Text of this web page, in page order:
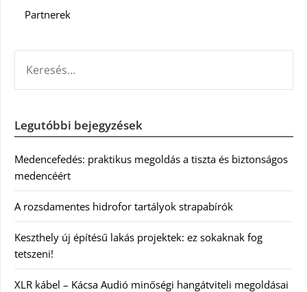
Partnerek
Legutóbbi bejegyzések
Medencefedés: praktikus megoldás a tiszta és biztonságos
medencéért
A rozsdamentes hidrofor tartályok strapabírók
Keszthely új építésű lakás projektek: ez sokaknak fog
tetszeni!
XLR kábel – Kácsa Audió minőségi hangátviteli megoldásai